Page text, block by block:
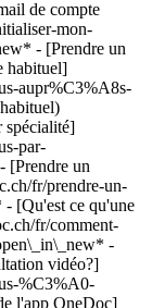
de compte
mon-
- [Prendre un
habituel]
aupr%C3%A8s-
spécialité]
par-
un
fr/prendre-un-
- [Qu'est ce qu'une
fr/comment-
-
vidéo?]
%C3%A0-
l'app OneDoc]